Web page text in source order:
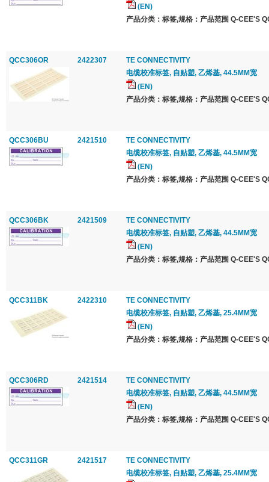
(EN)
产品分类：标签,规格：产品范围 Q-CEE'S
QCC306OR 2422307
TE CONNECTIVITY
电缆校准标签, 自贴塑, 乙烯基, 44.5MM宽
(EN)
产品分类：标签,规格：产品范围 Q-CEE'S
QCC306BU 2421510
TE CONNECTIVITY
电缆校准标签, 自贴塑, 乙烯基, 44.5MM宽
(EN)
产品分类：标签,规格：产品范围 Q-CEE'S
QCC306BK 2421509
TE CONNECTIVITY
电缆校准标签, 自贴塑, 乙烯基, 44.5MM宽
(EN)
产品分类：标签,规格：产品范围 Q-CEE'S
QCC311BK 2422310
TE CONNECTIVITY
电缆校准标签, 自贴塑, 乙烯基, 25.4MM宽
(EN)
产品分类：标签,规格：产品范围 Q-CEE'S
QCC306RD 2421514
TE CONNECTIVITY
电缆校准标签, 自贴塑, 乙烯基, 44.5MM宽
(EN)
产品分类：标签,规格：产品范围 Q-CEE'S
QCC311GR 2421517
TE CONNECTIVITY
电缆校准标签, 自贴塑, 乙烯基, 25.4MM宽